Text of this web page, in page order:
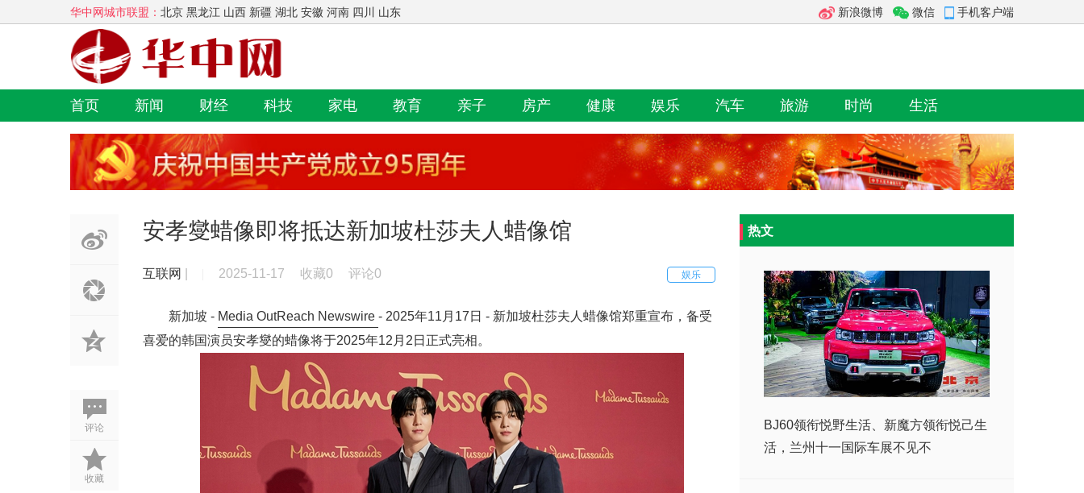
华中网城市联盟： 北京 黑龙江 山西 新疆 湖北 安徽 河南 四川 山东 新浪微博 微信 手机客户端
首页 新闻 财经 科技 家电 教育 亲子 房产 健康 娱乐 汽车 旅游 时尚 生活
评论
收藏
安孝燮蜡像即将抵达新加坡杜莎夫人蜡像馆
娱乐
互联网 2025-11-17 收藏0 评论0
新加坡 - Media OutReach Newswire - 2025年11月17日 - 新加坡杜莎夫人蜡像馆郑重宣布，备受
喜爱的韩国演员安孝燮的蜡像将于2025年12月2日正式亮相。
热文
BJ60领衔悦野生活、新魔方领衔悦己生
活，兰州十一国际车展不见不